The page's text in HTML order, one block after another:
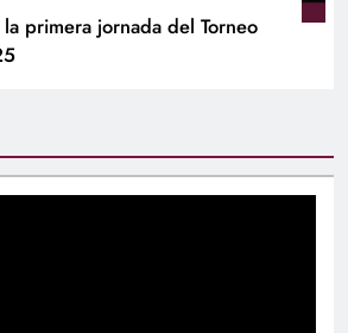
la primera jornada del Torneo